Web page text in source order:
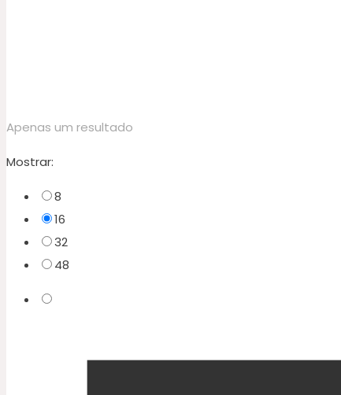
Apenas um resultado
Mostrar:
8
16
32
48